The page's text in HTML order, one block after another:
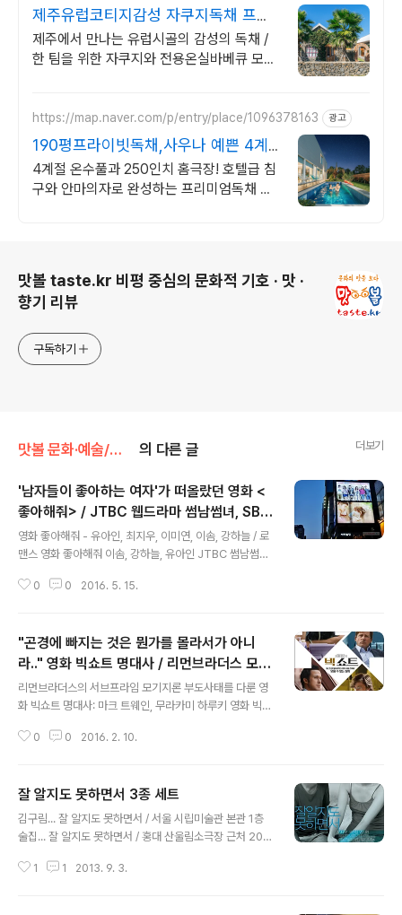
제주유럽코티지감성 자쿠지독채 프라
이빗 제주여행, 유럽감성
제주에서 만나는 유럽시골의 감성의 독채 /
한 팀을 위한 자쿠지와 전용온실바베큐 모두
https://map.naver.com/p/entry/place/1096378163 광고
190평프라이빗독채,사우나 예쁜 4계
절 온수수영장 힐링
4계절 온수풀과 250인치 홈극장! 호텔급 침
구와 안마의자로 완성하는 프리미엄독채 별
맛볼 taste.kr 비평 중심의 문화적 기호 · 맛 ·
향기 리뷰
구독하기
맛볼 문화·예술/맛볼 영화 의 다른 글 더보기
'남자들이 좋아하는 여자'가 떠올랐던 영화 <
좋아해줘> / JTBC 웹드라마 썸남썸녀, SBS
짝 시즌2, 유아인, 이솜, 강하늘
영화 좋아해줘 - 유아인, 최지우, 이미연, 이솜, 강하늘 / 로
맨스 영화 좋아해줘 이솜, 강하늘, 유아인 JTBC 썸남썸녀,
C 웹드라마 썸남썸녀, 남자들이 좋아하는 여자, SBS 짝 시
떼처럼 꼬이는 체리블라썸 향수 어디서 샀게?" 영화 보다
가 불현듯 떠오른 SBS 짝 12기 속 "남자들이 좋아하는 여
자" 이미연, 최지우, 이솜, 김주혁, 유아인, 강하늘 영화 좋
아해줘 속 등장인물들 면면을 보다가 불현듯 떠오른, 예전
SBS 애정촌 짝에 출연했던 어떤 인물. 갑작스러운 불상사
로 2014년 2월 26일 140회를 마지막으로 잠정 종..
0 0 2016. 5. 15.
"곤경에 빠지는 것은 뭔가를 몰라서가 아니
라.." 영화 빅쇼트 명대사 / 리먼브라더스 모기
지론 사태
리먼브라더스의 서브프라임 모기지론 부도사태를 다룬 영
화 빅쇼트 명대사: 마크 트웨인, 무라카미 하루키 영화 빅쇼
스 파산 사태 여러분, 돈 법시다! 돈 벌 준비 됐죠? 영화 빅
O, 서브프라임, 모기지(주택담보대출), 리먼브라더스 같은
경제용어들로 어려운 내용이기 때문" 이라는 우스개 말들
이 올라오고 있는데, 수위의 대단하고 적나라한 성묘사와
의 첨단과 하체 과일 곡선 클로즈업이 여과 없이 잠깐 보여
0 0 2016. 2. 10.
잘 알지도 못하면서 3종 세트
김구림... 잘 알지도 못하면서 / 서울 시립미술관 본관 1층
술집... 잘 알지도 못하면서 / 홍대 산울림소극장 근처 200
풍 술집. 저예산 빈티지 카페를 의도하는 이들에게 참고가
1 1 2013. 9. 3.